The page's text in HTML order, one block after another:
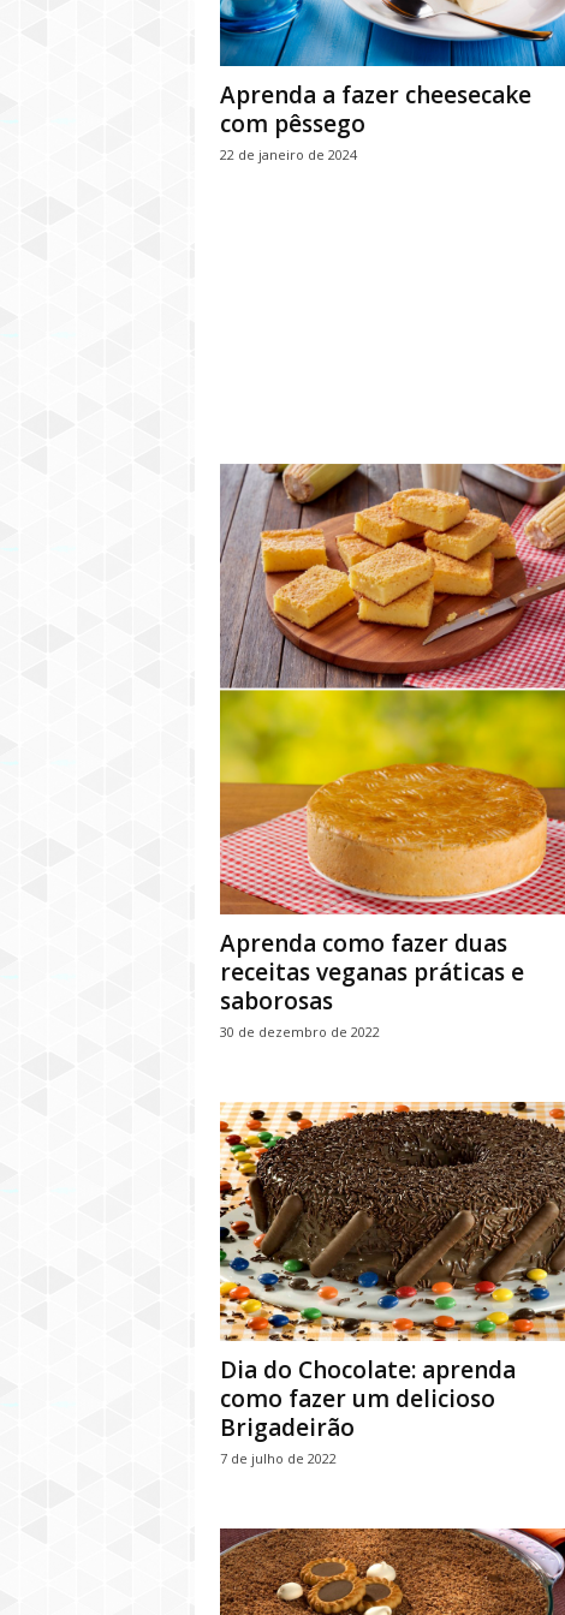
Aprenda a fazer cheesecake
com pêssego
22 de janeiro de 2024
Aprenda como fazer duas
receitas veganas práticas e
saborosas
30 de dezembro de 2022
Dia do Chocolate: aprenda
como fazer um delicioso
Brigadeirão
7 de julho de 2022